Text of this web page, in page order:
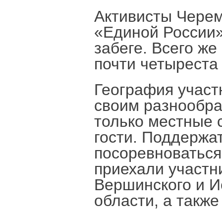
Активисты
«Единой
забеге. Всего
почти
География
своим
только местные
гости.
приехали
Вершинского и
области, а